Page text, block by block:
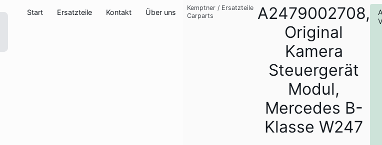
Start Ersatzteile Kontakt Über uns
Kemptner
Carparts
/ Ersatzteile A2479002708,
Original
Kamera
Steuergerät
Modul,
Mercedes B-
Klasse W247